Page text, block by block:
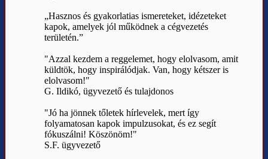
„Hasznos és gyakorlatias ismereteket, idézeteket
kapok, amelyek jól működnek a cégvezetés
területén.”
"Azzal kezdem a reggelemet, hogy elolvasom, amit
küldtök, hogy inspirálódjak. Van, hogy kétszer is
elolvasom!"
G. Ildikó, ügyvezető és tulajdonos
"Jó ha jönnek tőletek hírlevelek, mert így
folyamatosan kapok impulzusokat, és ez segít
fókuszálni! Köszönöm!"
S.F. ügyvezető